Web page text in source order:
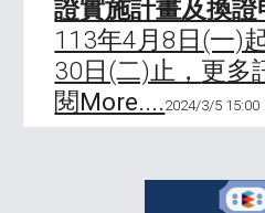
證實施計畫及換證
113年4月8日(一)
30日(二)止， 更多
閱More.... 2024/3/5 15:00